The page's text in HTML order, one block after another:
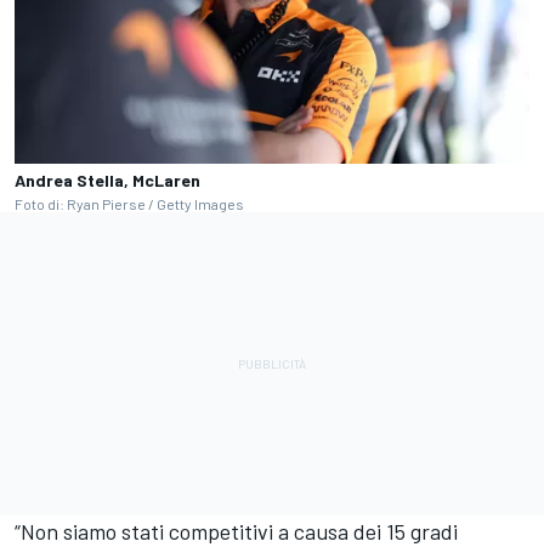
Andrea Stella, McLaren
Foto di: Ryan Pierse / Getty Images
“Non siamo stati competitivi a causa dei 15 gradi